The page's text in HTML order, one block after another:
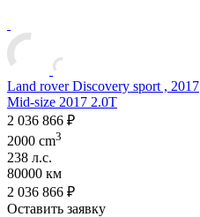
Land rover Discovery sport , 2017
Mid-size 2017 2.0T
2 036 866 ₽
2000 cm3
238 л.с.
80000 км
2 036 866 ₽
Оставить заявку